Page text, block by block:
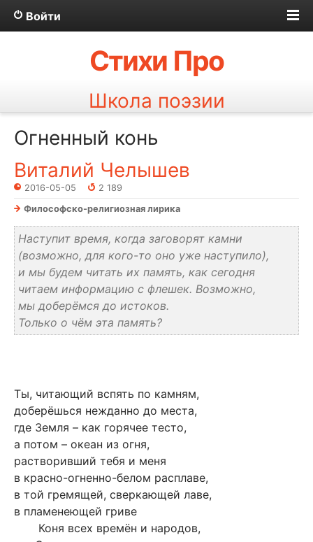
Войти
Стихи Про
Школа поэзии
Огненный конь
Виталий Челышев
2016-05-05
2 189
Философско-религиозная лирика
Наступит время, когда заговорят камни
(возможно, для кого-то оно уже наступило),
и мы будем читать их память, как сегодня
читаем информацию с флешек. Возможно,
мы доберёмся до истоков.
Только о чём эта память?
Ты, читающий вспять по камням,
доберёшься нежданно до места,
где Земля – как горячее тесто,
а потом – океан из огня,
растворивший тебя и меня
в красно-огненно-белом расплаве,
в той гремящей, сверкающей лаве,
в пламенеющей гриве
Коня всех времён и народов,